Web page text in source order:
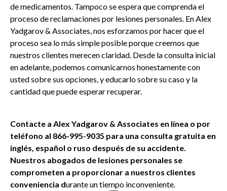
de medicamentos. Tampoco se espera que comprenda el
proceso de reclamaciones por lesiones personales. En Alex
Yadgarov & Associates, nos esforzamos por hacer que el
proceso sea lo más simple posible porque creemos que
nuestros clientes merecen claridad. Desde la consulta inicial
en adelante, podemos comunicarnos honestamente con
usted sobre sus opciones, y educarlo sobre su caso y la
cantidad que puede esperar recuperar.
Contacte a Alex Yadgarov & Associates en línea o por
teléfono al 866-995-9035 para una consulta gratuita en
inglés, español o ruso después de su accidente.
Nuestros abogados de lesiones personales se
comprometen a proporcionar a nuestros clientes
conveniencia durante un tiempo inconveniente.